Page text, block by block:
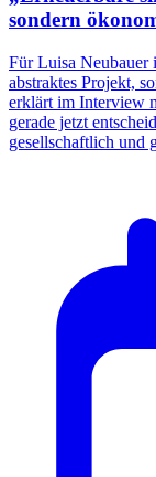
sondern
Für Luisa Neubauer
abstraktes Projekt,
erklärt im Interview
gerade jetzt
gesellschaftlich und